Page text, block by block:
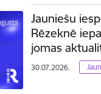
Jauniešu
Rēzeknē
jomas
30.07.2026.